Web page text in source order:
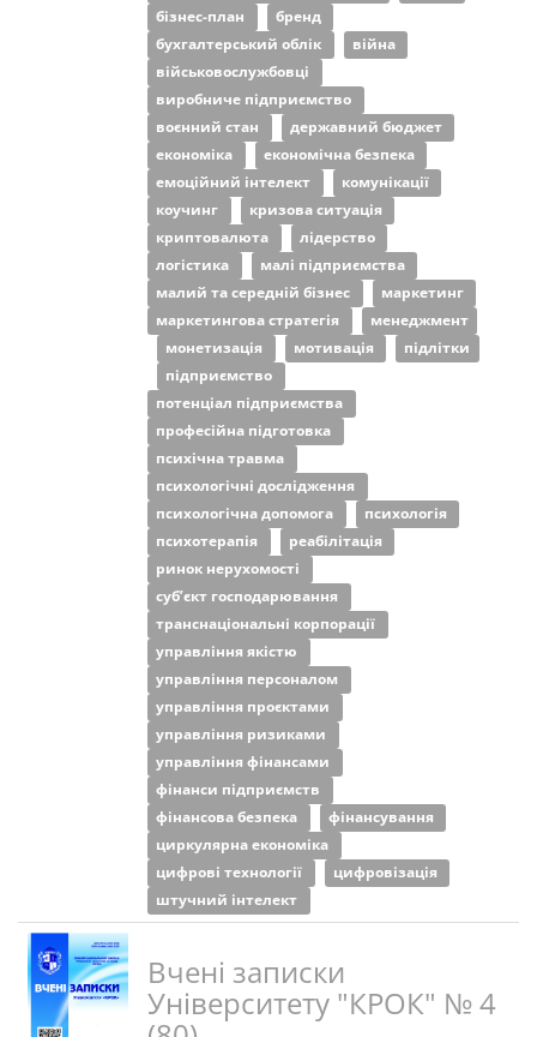
бізнес-план
бренд
бухгалтерський облік
війна
військовослужбовці
виробниче підприємство
воєнний стан
державний бюджет
економіка
економічна безпека
емоційний інтелект
комунікації
коучинг
кризова ситуація
криптовалюта
лідерство
логістика
малі підприємства
малий та середній бізнес
маркетинг
маркетингова стратегія
менеджмент
монетизація
мотивація
підлітки
підприємство
потенціал підприємства
професійна підготовка
психічна травма
психологічні дослідження
психологічна допомога
психологія
психотерапія
реабілітація
ринок нерухомості
суб’єкт господарювання
транснаціональні корпорації
управління якістю
управління персоналом
управління проєктами
управління ризиками
управління фінансами
фінанси підприємств
фінансова безпека
фінансування
циркулярна економіка
цифрові технології
цифровізація
штучний інтелект
Вчені записки
Університету "КРОК" № 4